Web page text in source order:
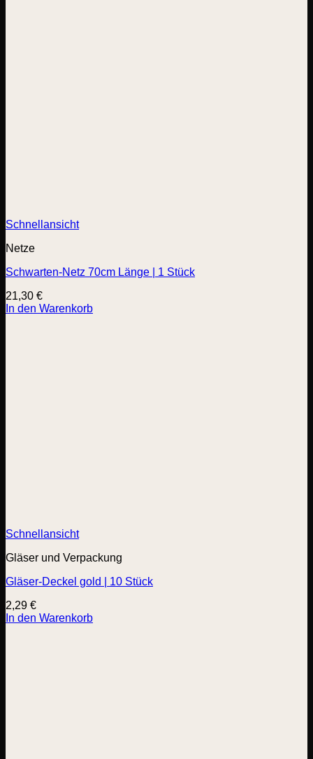
Schnellansicht
Netze
Schwarten-Netz 70cm Länge | 1 Stück
21,30 €
In den Warenkorb
Schnellansicht
Gläser und Verpackung
Gläser-Deckel gold | 10 Stück
2,29 €
In den Warenkorb